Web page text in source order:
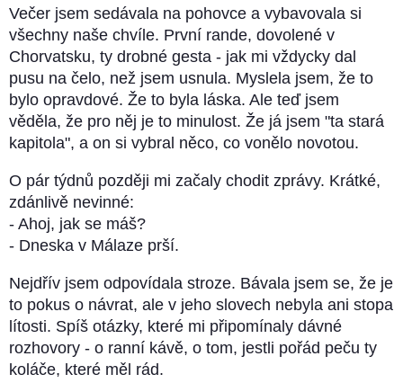
Večer jsem sedávala na pohovce a vybavovala si
všechny naše chvíle. První rande, dovolené v
Chorvatsku, ty drobné gesta - jak mi vždycky dal
pusu na čelo, než jsem usnula. Myslela jsem, že to
bylo opravdové. Že to byla láska. Ale teď jsem
věděla, že pro něj je to minulost. Že já jsem "ta stará
kapitola", a on si vybral něco, co vonělo novotou.
O pár týdnů později mi začaly chodit zprávy. Krátké,
zdánlivě nevinné:
- Ahoj, jak se máš?
- Dneska v Málaze prší.
Nejdřív jsem odpovídala stroze. Bávala jsem se, že je
to pokus o návrat, ale v jeho slovech nebyla ani stopa
lítosti. Spíš otázky, které mi připomínaly dávné
rozhovory - o ranní kávě, o tom, jestli pořád peču ty
koláče, které měl rád.